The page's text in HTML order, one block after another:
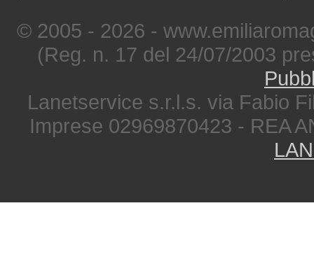
© 2005 - 2026 -
(Reg. n. 17 del 24/07/2003
Lanetservice s.r.l.s. via Fabio
Imprese 02969870423 - REA